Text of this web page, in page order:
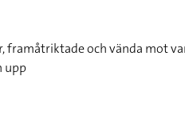
framåtriktade och vända mot
upp